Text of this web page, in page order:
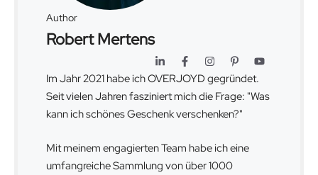
Author
Robert Mertens
Im Jahr 2021 habe ich OVERJOYD gegründet.
Seit vielen Jahren fasziniert mich die Frage: "Was
kann ich schönes Geschenk verschenken?"
Mit meinem engagierten Team habe ich eine
umfangreiche Sammlung von über 1000